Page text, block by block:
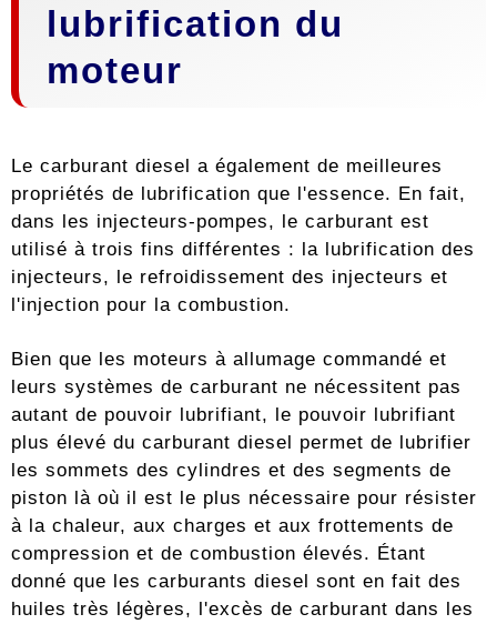
lubrification du
moteur
Le carburant diesel a également de meilleures
propriétés de lubrification que l'essence. En fait,
dans les injecteurs-pompes, le carburant est
utilisé à trois fins différentes : la lubrification des
injecteurs, le refroidissement des injecteurs et
l'injection pour la combustion.
Bien que les moteurs à allumage commandé et
leurs systèmes de carburant ne nécessitent pas
autant de pouvoir lubrifiant, le pouvoir lubrifiant
plus élevé du carburant diesel permet de lubrifier
les sommets des cylindres et des segments de
piston là où il est le plus nécessaire pour résister
à la chaleur, aux charges et aux frottements de
compression et de combustion élevés. Étant
donné que les carburants diesel sont en fait des
huiles très légères, l'excès de carburant dans les